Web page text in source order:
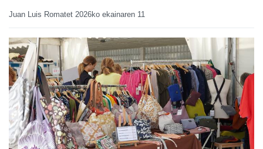
Juan Luis Romatet 2026ko ekainaren 11